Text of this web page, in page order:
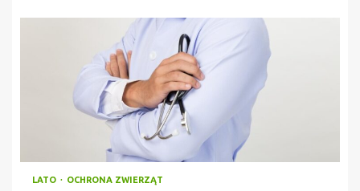
LATO OCHRONA ZWIERZĄT